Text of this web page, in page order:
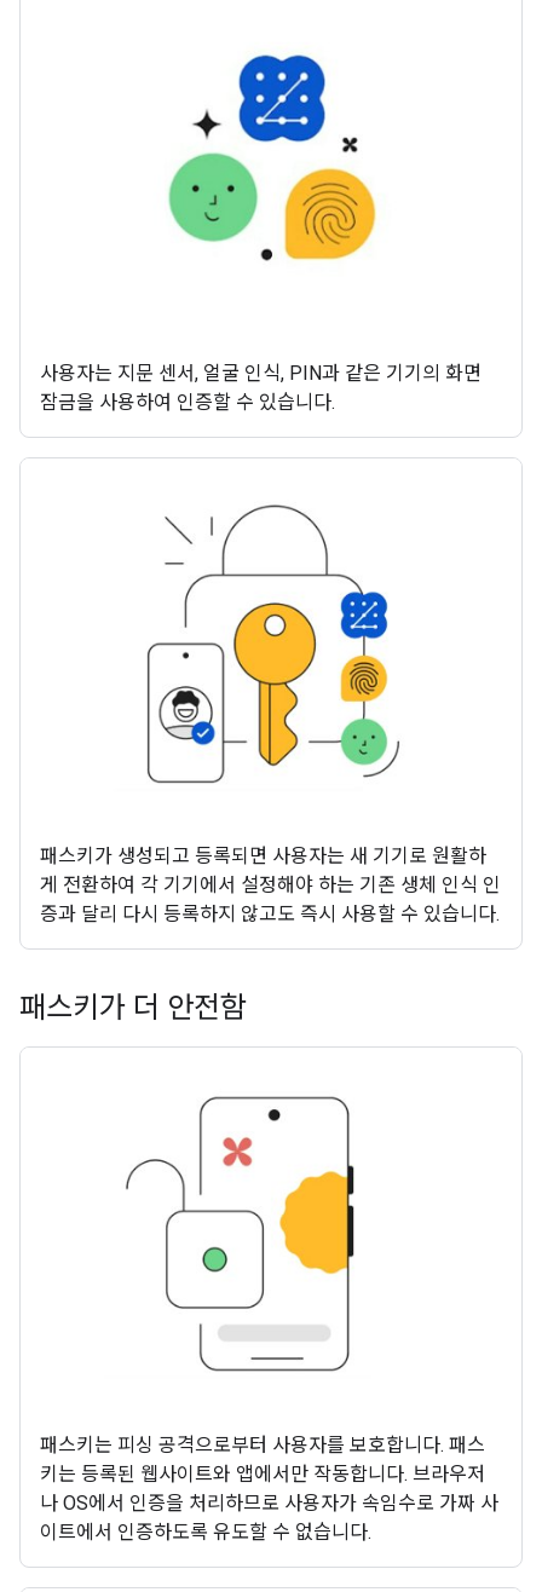
사용자는 지문 센서, 얼굴 인식, PIN과 같은 기기의 화면
잠금을 사용하여 인증할 수 있습니다.
패스키가 생성되고 등록되면 사용자는 새 기기로 원활하
게 전환하여 각 기기에서 설정해야 하는 기존 생체 인식 인
증과 달리 다시 등록하지 않고도 즉시 사용할 수 있습니다.
패스키가 더 안전함
패스키는 피싱 공격으로부터 사용자를 보호합니다. 패스
키는 등록된 웹사이트와 앱에서만 작동합니다. 브라우저
나 OS에서 인증을 처리하므로 사용자가 속임수로 가짜 사
이트에서 인증하도록 유도할 수 없습니다.